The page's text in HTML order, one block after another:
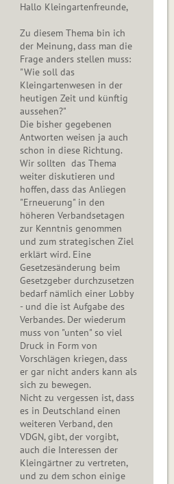
Hallo Kleingartenfreunde,
Zu diesem Thema bin ich
der Meinung, dass man die
Frage anders stellen muss:
"Wie soll das
Kleingartenwesen in der
heutigen Zeit und künftig
aussehen?"
Die bisher gegebenen
Antworten weisen ja auch
schon in diese Richtung.
Wir sollten das Thema
weiter diskutieren und
hoffen, dass das Anliegen
"Erneuerung" in den
höheren Verbandsetagen
zur Kenntnis genommen
und zum strategischen Ziel
erklärt wird. Eine
Gesetzesänderung beim
Gesetzgeber durchzusetzen
bedarf nämlich einer Lobby
- und die ist Aufgabe des
Verbandes. Der wiederum
muss von "unten" so viel
Druck in Form von
Vorschlägen kriegen, dass
er gar nicht anders kann als
sich zu bewegen.
Nicht zu vergessen ist, dass
es in Deutschland einen
weiteren Verband, den
VDGN, gibt, der vorgibt,
auch die Interessen der
Kleingärtner zu vertreten,
und zu dem schon einige